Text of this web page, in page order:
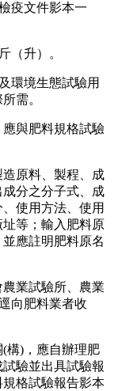
疫文件影本一
（升）。
環境生態試驗用
需。
與肥料規格試驗
原料、製程、成
分之分子式、成
使用方法、使用
等；輸入肥料原
應註明肥料原名
業試驗所、農業
向肥料業者收
構)，應自辦理肥
驗並出具試驗報
格試驗報告影本